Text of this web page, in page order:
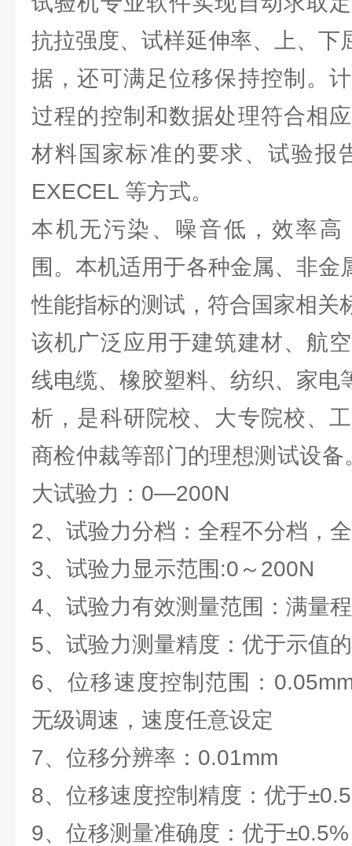
抗拉强度、试样延伸率、上、
据，还可满足位移保持控制。
过程的控制和数据处理符合相
材料国家标准的要求、试验报
EXECEL 等方式。
本机无污染、噪音低，效率高
围。本机适用于各种金属、非
性能指标的测试，符合国家相关
该机广泛应用于建筑建材、航
线电缆、橡胶塑料、纺织、家
析，是科研院校、大专院校、
商检仲裁等部门的理想测试设
大试验力：0—200N
2、试验力分档：全程不分档，
3、试验力显示范围:0～200N
4、试验力有效测量范围：满量
5、试验力测量精度：优于示值
6、位移速度控制范围：
无级调速，速度任意设定
7、位移分辨率：0.01mm
8、位移速度控制精度：优于
9、位移测量准确度：优于±0.5%